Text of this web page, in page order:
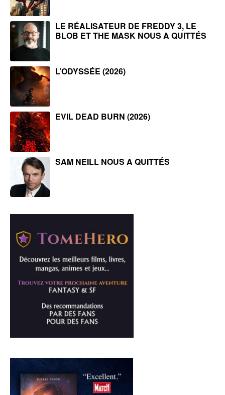
LE RÉALISATEUR DE FREDDY 3, LE
BLOB ET THE MASK NOUS A QUITTÉS
L’ODYSSÉE (2026)
EVIL DEAD BURN (2026)
SAM NEILL NOUS A QUITTÉS